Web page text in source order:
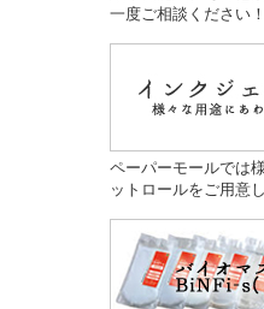
一度ご相談ください！
ペーパーモールでは
ットロールをご用意